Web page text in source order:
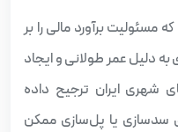
برآورد مالی را بر
دلیل عمر طولانی و ایجاد
ایران ترجیح داده
یا پل‌سازی ممکن